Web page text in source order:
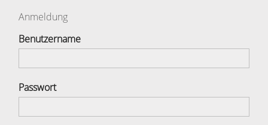
Anmeldung
Benutzername
Passwort